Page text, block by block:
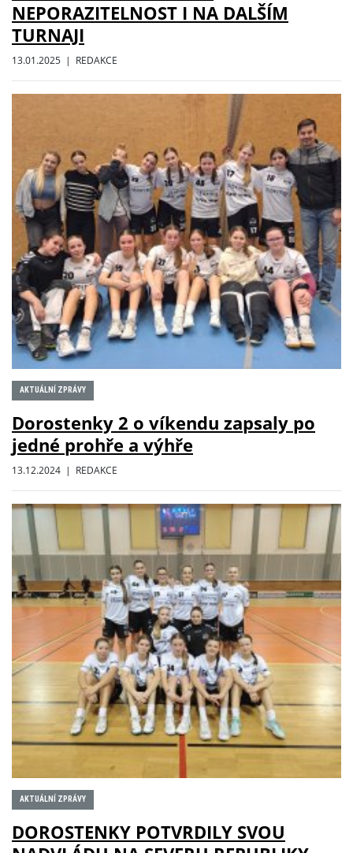
NEPORAZITELNOST I NA DALŠÍM
TURNAJI
13.01.2025 | REDAKCE
AKTUÁLNÍ ZPRÁVY
Dorostenky 2 o víkendu zapsaly po
jedné prohře a výhře
13.12.2024 | REDAKCE
AKTUÁLNÍ ZPRÁVY
DOROSTENKY POTVRDILY SVOU